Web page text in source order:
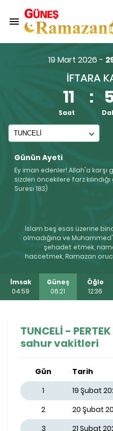
Günün Ayeti
Ey iman edenler! Allah'a karşı
sizden öncekilere farz
Suresi 183)
19 Mart 2026 -
İFTARA
11 :
Saat
İslam beş esas üzerine
olmadığına ve
şehadet etmek,
haccetmek, Ramazan
İmsak
04:59
Güneş
06:21
Öğle
12:36
TUNCELİ -
sahur vakitleri
Gün Tarih
1
19 Şubat
2
20 Şubat
3
21 Şubat